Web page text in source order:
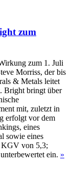
zum
zum 1. Juli
Morriss, der bis
& Metals leitet
Bright bringt über
mit, zuletzt in
erfolgt vor dem
eines
sowie eines
KGV von 5,3;
ein. »